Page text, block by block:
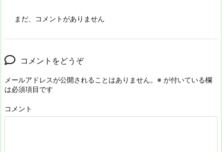
まだ、コメントがありません
コメントをどうぞ
メールアドレスが公開されることはありません。 ※ が付いている欄
は必須項目です
コメント